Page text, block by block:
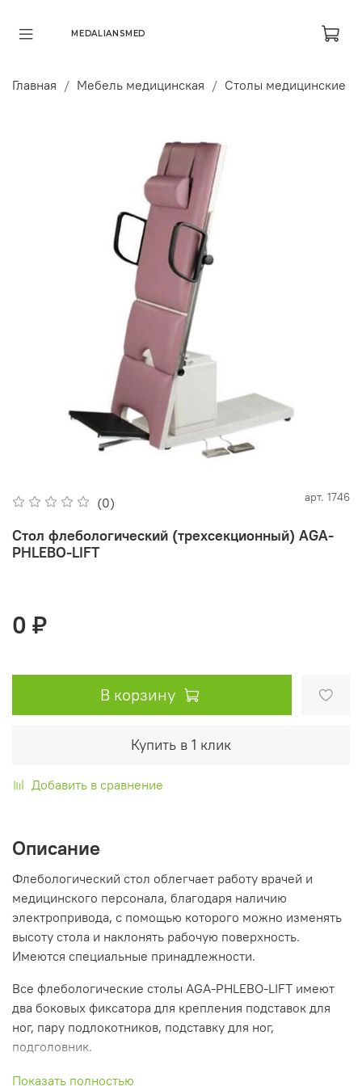
MEDALIANSMED
Главная Мебель медицинская Столы медицинские
(0) арт. 1746
Стол флебологический (трехсекционный) AGA-
PHLEBO-LIFT
0 ₽
В корзину
Купить в 1 клик
Добавить в сравнение
Описание
Флебологический стол облегчает работу врачей и
медицинского персонала, благодаря наличию
электропривода, с помощью которого можно изменять
высоту стола и наклонять рабочую поверхность.
Имеются специальные принадлежности.
Все флебологические столы AGA-PHLEBO-LIFT имеют
два боковых фиксатора для крепления подставок для
ног, пару подлокотников, подставку для ног,
подголовник.
Флебологический стол AGA-PHLEBO-LIFT может быть
Показать полностью